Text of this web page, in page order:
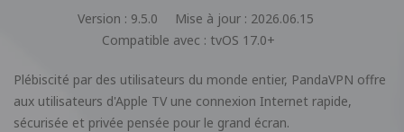
Version : 9.5.0
Mise à jour : 2026.06.15
Compatible avec : tvOS 17.0+
Plébiscité par des utilisateurs du monde entier, PandaVPN offre
aux utilisateurs d'Apple TV une connexion Internet rapide,
sécurisée et privée pensée pour le grand écran.